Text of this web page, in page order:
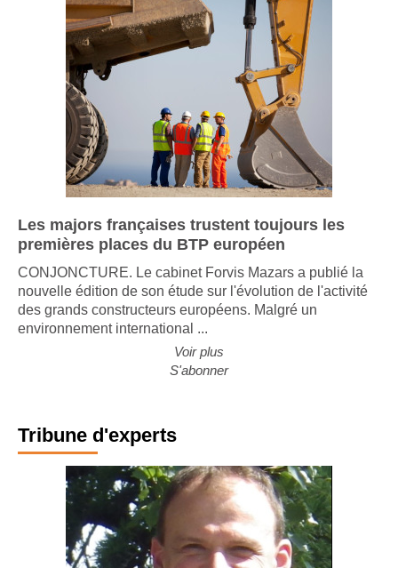
Les majors françaises trustent toujours les
premières places du BTP européen
CONJONCTURE. Le cabinet Forvis Mazars a publié la
nouvelle édition de son étude sur l'évolution de l'activité
des grands constructeurs européens. Malgré un
environnement international ...
Voir plus
S'abonner
Tribune d'experts